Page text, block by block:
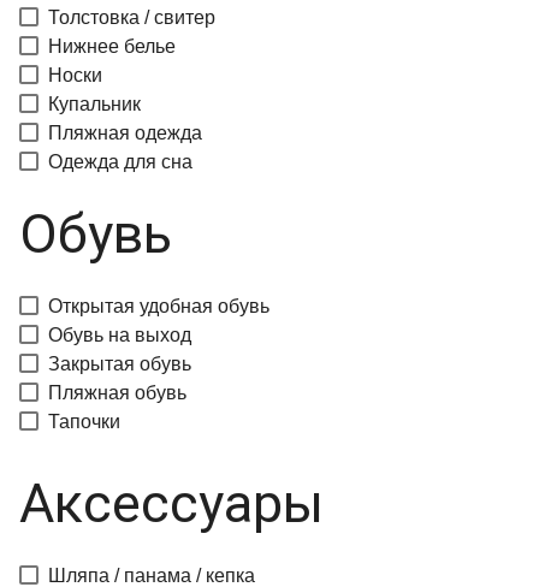
Толстовка / свитер
Нижнее белье
Носки
Купальник
Пляжная одежда
Одежда для сна
Обувь
Открытая удобная обувь
Обувь на выход
Закрытая обувь
Пляжная обувь
Тапочки
Аксессуары
Шляпа / панама / кепка